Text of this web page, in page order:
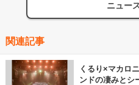
ニュー
関連記事
くるり×マカロ
ンドの凄みとシ